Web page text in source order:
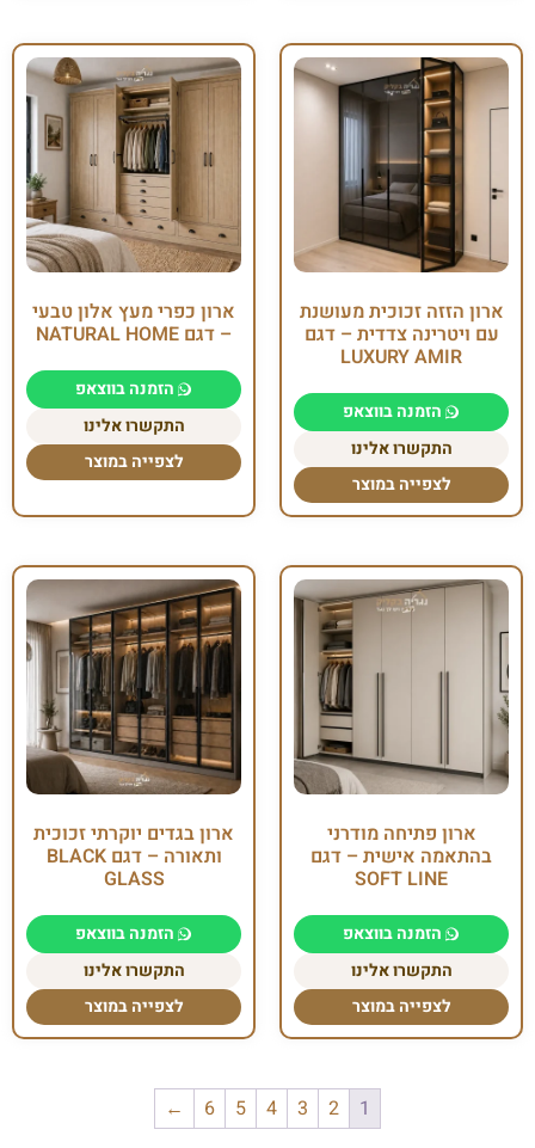
ארון הזזה זכוכית מעושנת
עם ויטרינה צדדית – דגם
LUXURY AMIR
הזמנה בווצאפ
התקשרו אלינו
לצפייה במוצר
ארון כפרי מעץ אלון טבעי
– דגם NATURAL HOME
הזמנה בווצאפ
התקשרו אלינו
לצפייה במוצר
ארון פתיחה מודרני
בהתאמה אישית – דגם
SOFT LINE
הזמנה בווצאפ
התקשרו אלינו
לצפייה במוצר
ארון בגדים יוקרתי זכוכית
ותאורה – דגם BLACK
GLASS
הזמנה בווצאפ
התקשרו אלינו
לצפייה במוצר
1
2
3
4
5
6
←